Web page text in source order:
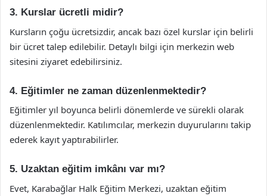
3. Kurslar ücretli midir?
Kursların çoğu ücretsizdir, ancak bazı özel kurslar için belirli
bir ücret talep edilebilir. Detaylı bilgi için merkezin web
sitesini ziyaret edebilirsiniz.
4. Eğitimler ne zaman düzenlenmektedir?
Eğitimler yıl boyunca belirli dönemlerde ve sürekli olarak
düzenlenmektedir. Katılımcılar, merkezin duyurularını takip
ederek kayıt yaptırabilirler.
5. Uzaktan eğitim imkânı var mı?
Evet, Karabağlar Halk Eğitim Merkezi, uzaktan eğitim